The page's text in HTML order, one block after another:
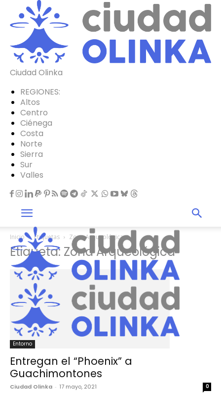
Ciudad Olinka
REGIONES:
Altos
Centro
Ciénega
Costa
Norte
Sierra
Sur
Valles
Inicio Etiquetas Zona Arqueológica
Etiqueta: Zona Arqueológica
Entorno
Entregan el “Phoenix” a
Guachimontones
Ciudad Olinka - 17 mayo, 2021 0